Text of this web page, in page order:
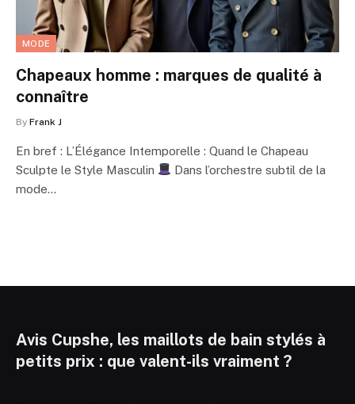
MODE
Chapeaux homme : marques de qualité à
connaître
By Frank J
En bref : L’Élégance Intemporelle : Quand le Chapeau
Sculpte le Style Masculin
Dans l’orchestre subtil de la
mode…
Avis Cupshe, les maillots de bain stylés à
petits prix : que valent-ils vraiment ?